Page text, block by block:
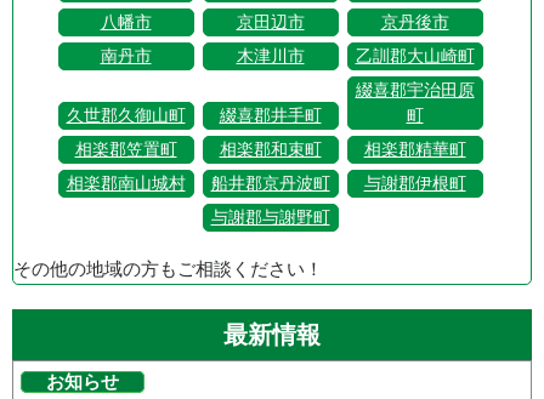
八幡市
京田辺市
京丹後市
南丹市
木津川市 乙訓郡大山崎町
久世郡久御山町 綴喜郡井手町
綴喜郡宇治田原
町
相楽郡笠置町
相楽郡和束町
相楽郡精華町
相楽郡南山城村
船井郡京丹波町
与謝郡伊根町
与謝郡与謝野町
その他の地域の方もご相談ください！
最新情報
お知らせ